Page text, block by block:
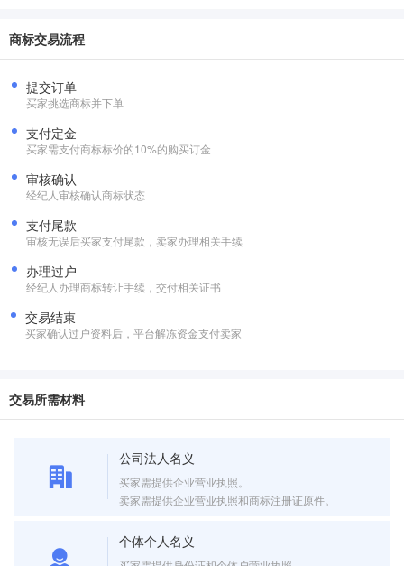
商标交易流程
提交订单
买家挑选商标并下单
支付定金
买家需支付商标标价的10%的购买订金
审核确认
经纪人审核确认商标状态
支付尾款
审核无误后买家支付尾款，卖家办理相关手续
办理过户
经纪人办理商标转让手续，交付相关证书
交易结束
买家确认过户资料后，平台解冻资金支付卖家
交易所需材料
公司法人名义
买家需提供企业营业执照。
卖家需提供企业营业执照和商标注册证原件。
个体个人名义